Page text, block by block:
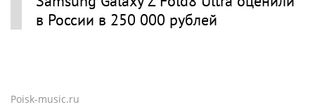
в России в 250 000 рублей
Poisk-music.ru